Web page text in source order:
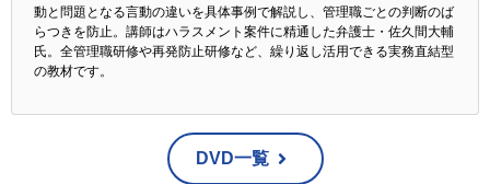
動と問題となる言動の違いを具体事例で解説し、管理職ごとの判断のば
らつきを防止。講師はハラスメント案件に精通した弁護士・佐久間大輔
氏。全管理職研修や再発防止研修など、繰り返し活用できる実務直結型
の教材です。
DVD一覧